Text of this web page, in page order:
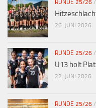
RUNDE 25/26 /
26. JUNI 2026
RUNDE 25/26 /
U13 holt
22. JUNI 2026
RUNDE 25/26 /